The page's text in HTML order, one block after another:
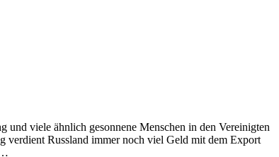
viele ähnlich gesonnene Menschen in den Vereinigten
verdient Russland immer noch viel Geld mit dem Export